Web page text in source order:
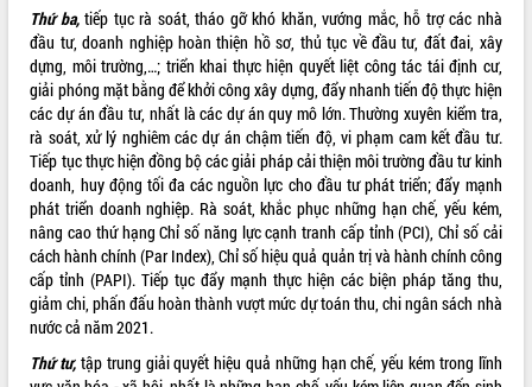
Gặp mặt các cơ quan báo chí nhân Kỷ
niệm 101 năm Ngày Báo chí Cách
mạng Việt Nam
Đắk Lắk sơ kết 4 năm triển khai thực
hiện Đề án 06 của Chính phủ
Họp báo thông tin về Hội nghị Công bố
Quy hoạch và Xúc tiến đầu tư tỉnh Đắk
Lắk
Khơi thông điểm nghẽn, đẩy nhanh
giải ngân vốn khắc phục thiên tai
HĐND tỉnh thông qua điều chỉnh Quy
hoạch tỉnh thời kỳ 2021-2030
Hội thảo góp ý hồ sơ điều chỉnh quy
hoạch tỉnh Đắk Lắk thời kỳ 2021-2030,
tầm nhìn đến năm 2050
Thứ ba,tiếp tục rà soát, tháo gỡ khó khăn, vướng mắc, hỗ trợ các nhà
đầu tư, doanh nghiệp hoàn thiện hồ sơ, thủ tục về đầu tư, đất đai, xây
dựng, môi trường,…; triển khai thực hiện quyết liệt công tác tái định cư,
giải phóng mặt bằng để khởi công xây dựng, đẩy nhanh tiến độ thực hiện
các dự án đầu tư, nhất là các dự án quy mô lớn. Thường xuyên kiểm tra,
rà soát, xử lý nghiêm các dự án chậm tiến độ, vi phạm cam kết đầu tư.
Tiếp tục thực hiện đồng bộ các giải pháp cải thiện môi trường đầu tư kinh
doanh, huy động tối đa các nguồn lực cho đầu tư phát triển; đẩy mạnh
phát triển doanh nghiệp. Rà soát, khắc phục những hạn chế, yếu kém,
nâng cao thứ hạng Chỉ số năng lực cạnh tranh cấp tỉnh (PCI), Chỉ số cải
cách hành chính (Par Index), Chỉ số hiệu quả quản trị và hành chính công
cấp tỉnh (PAPI). Tiếp tục đẩy mạnh thực hiện các biện pháp tăng thu,
giảm chi, phấn đấu hoàn thành vượt mức dự toán thu, chi ngân sách nhà
nước cả năm 2021.
Thứ tư, tập trung giải quyết hiệu quả những hạn chế, yếu kém trong lĩnh